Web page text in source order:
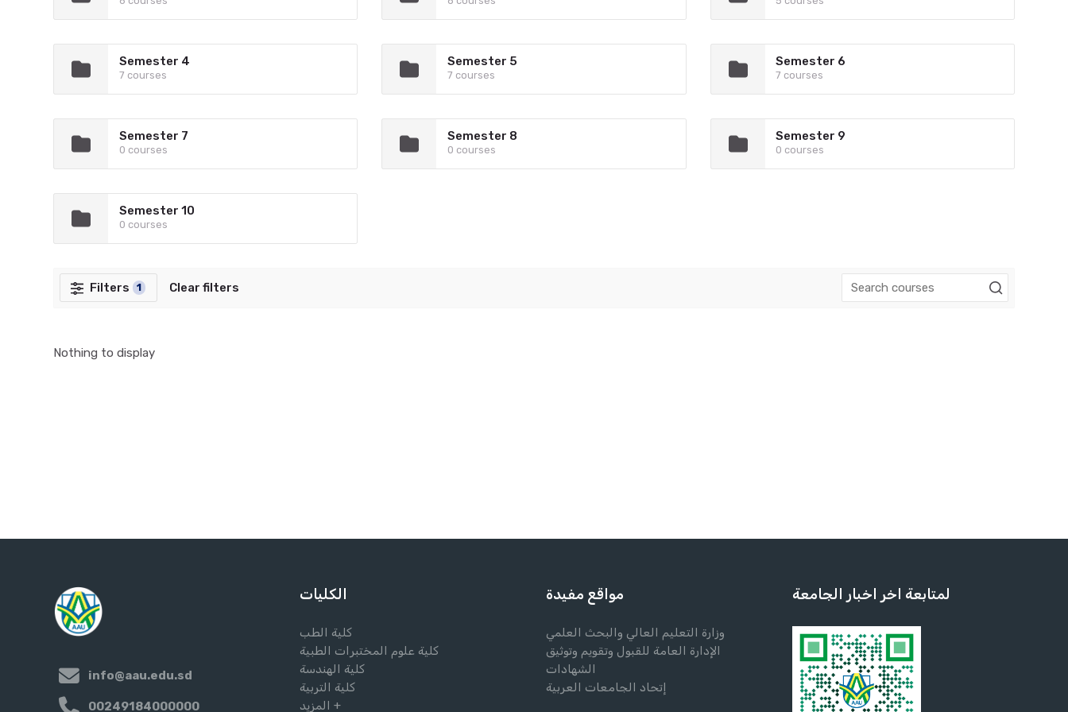
Semester 4
7 courses
Semester 5
7 courses
Semester 6
7 courses
Semester 7
0 courses
Semester 8
0 courses
Semester 9
0 courses
Semester 10
0 courses
Filters 1 Clear filters
Nothing to display
info@aau.edu.sd
00249184000000
الكليات
كلية الطب
كلية علوم المختبرات الطبية
كلية الهندسة
كلية التربية
المزيد +
مواقع مفيدة
وزارة التعليم العالي والبحث العلمي
الإدارة العامة للقبول وتقويم وتوثيق
الشهادات
إتحاد الجامعات العربية
لمتابعة اخر اخبار الجامعة